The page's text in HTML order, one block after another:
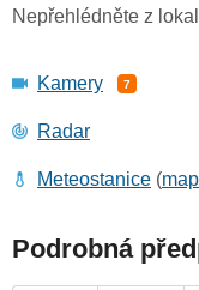
Nepřehlédněte z
Kamery 7
Radar
Meteostanice (
Podrobná